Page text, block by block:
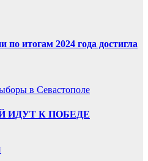
итогам 2024 года достигла
в Севастополе
ИДУТ К ПОБЕДЕ